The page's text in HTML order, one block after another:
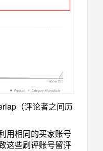
（评论者之间历
用相同的买家账号
这些刷评账号留评